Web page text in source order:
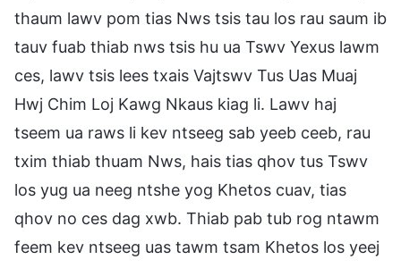
thaum lawv pom tias Nws tsis tau los rau saum ib
tauv fuab thiab nws tsis hu ua Tswv Yexus lawm
ces, lawv tsis lees txais Vajtswv Tus Uas Muaj
Hwj Chim Loj Kawg Nkaus kiag li. Lawv haj
tseem ua raws li kev ntseeg sab yeeb ceeb, rau
txim thiab thuam Nws, hais tias qhov tus Tswv
los yug ua neeg ntshe yog Khetos cuav, tias
qhov no ces dag xwb. Thiab pab tub rog ntawm
feem kev ntseeg uas tawm tsam Khetos los yeej